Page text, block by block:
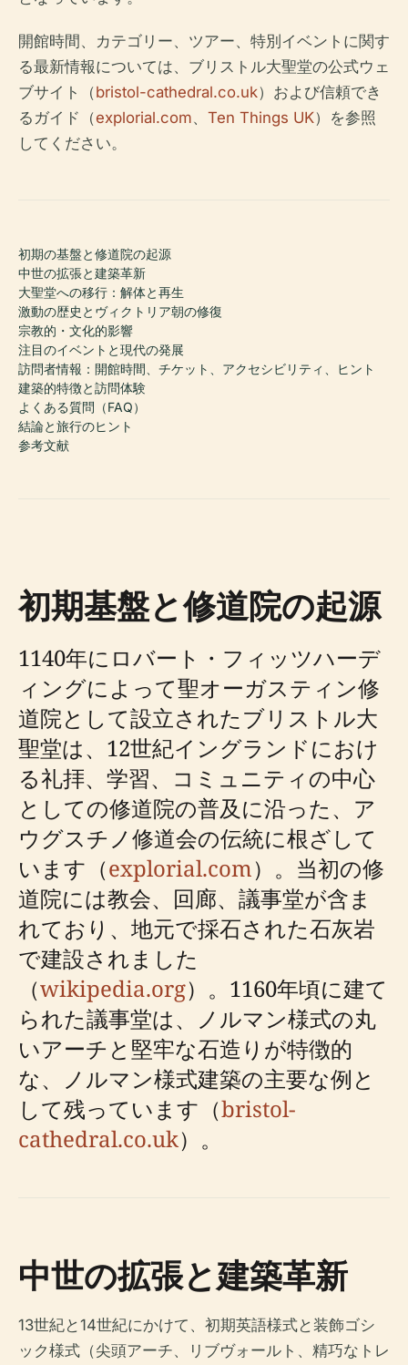
開館時間、カテゴリー、ツアー、特別イベントに関す
る最新情報については、ブリストル大聖堂の公式ウェ
ブサイト（bristol-cathedral.co.uk）および信頼でき
るガイド（explorial.com、 Ten Things UK）を参照
してください。
初期の基盤と修道院の起源
中世の拡張と建築革新
大聖堂への移行：解体と再生
激動の歴史とヴィクトリア朝の修復
宗教的・文化的影響
注目のイベントと現代の発展
訪問者情報：開館時間、チケット、アクセシビリティ、ヒント
建築的特徴と訪問体験
よくある質問（FAQ）
結論と旅行のヒント
参考文献
初期基盤と修道院の起源
1140年にロバート・フィッツハーデ
ィングによって聖オーガスティン修
道院として設立されたブリストル大
聖堂は、12世紀イングランドにおけ
る礼拝、学習、コミュニティの中心
としての修道院の普及に沿った、ア
ウグスチノ修道会の伝統に根ざして
います（explorial.com）。当初の修
道院には教会、回廊、議事堂が含ま
れており、地元で採石された石灰岩
で建設されました
（wikipedia.org）。1160年頃に建て
られた議事堂は、ノルマン様式の丸
いアーチと堅牢な石造りが特徴的
な、ノルマン様式建築の主要な例と
して残っています（bristol-
cathedral.co.uk）。
中世の拡張と建築革新
13世紀と14世紀にかけて、初期英語様式と装飾ゴシ
ック様式（尖頭アーチ、リブヴォールト、精巧なトレ